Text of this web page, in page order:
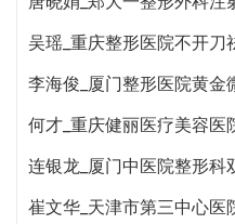
吴瑶_重庆整形医院不开刀
何才_重庆健丽医疗美容
连银龙_厦门中医院整形